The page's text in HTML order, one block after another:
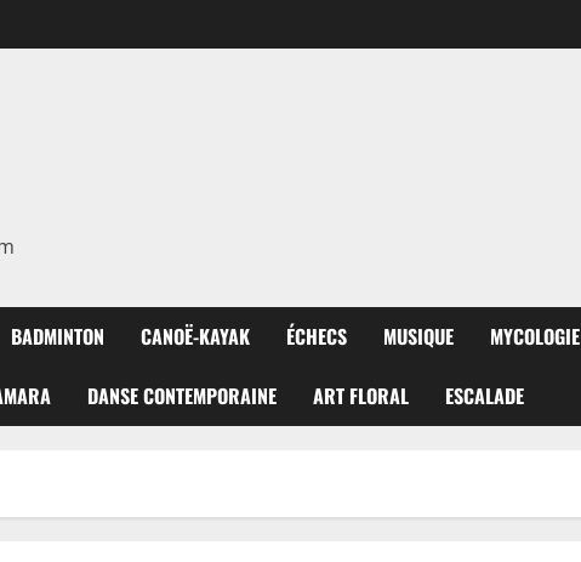
BADMINTON CANOË-KAYAK ÉCHECS MUSIQUE MYCOLOGIE
DANSE CONTEMPORAINE ART FLORAL ESCALADE